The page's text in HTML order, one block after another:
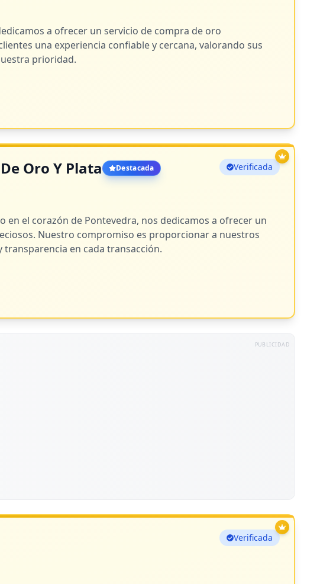
a ofrecer un servicio de compra de oro
una experiencia confiable y cercana, valorando sus
prioridad.
Oro Y Plata Destacada Verificada
en el corazón de Pontevedra, nos dedicamos a ofrecer un
Nuestro compromiso es proporcionar a nuestros
en cada transacción.
PUBLICIDAD
Verificada